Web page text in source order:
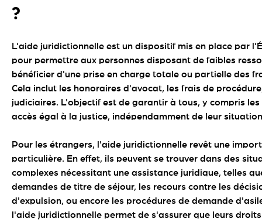
?
L'aide juridictionnelle est un dispositif mis en place par
pour permettre aux personnes disposant de faibles
bénéficier d'une prise en charge totale ou partielle des
Cela inclut les honoraires d'avocat, les frais de
judiciaires. L'objectif est de garantir à tous, y compris les
accès égal à la justice, indépendamment de leur
Pour les étrangers, l'aide juridictionnelle revêt une
particulière. En effet, ils peuvent se trouver dans des
complexes nécessitant une assistance juridique, telles
demandes de titre de séjour, les recours contre les
d'expulsion, ou encore les procédures de demande
l'aide juridictionnelle permet de s'assurer que leurs